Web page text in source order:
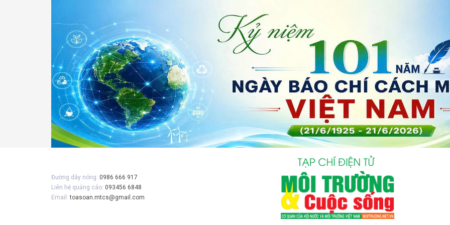
Đường dây nóng: 0986 666 917
Liên hệ quảng cáo: 093456 6848
Email:toasoan.mtcs@gmail.com
Gửi bình luận